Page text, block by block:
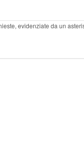
evidenziate da un